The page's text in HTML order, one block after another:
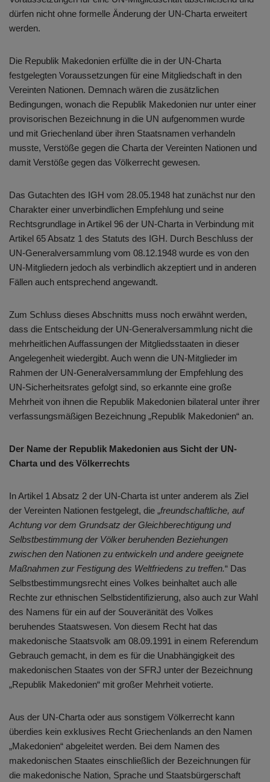
dürfen nicht ohne formelle Änderung der UN-Charta erweitert
werden.
Die Republik Makedonien erfüllte die in der UN-Charta
festgelegten Voraussetzungen für eine Mitgliedschaft in den
Vereinten Nationen. Demnach wären die zusätzlichen
Bedingungen, wonach die Republik Makedonien nur unter einer
provisorischen Bezeichnung in die UN aufgenommen wurde
und mit Griechenland über ihren Staatsnamen verhandeln
musste, Verstöße gegen die Charta der Vereinten Nationen und
damit Verstöße gegen das Völkerrecht gewesen.
Das Gutachten des IGH vom 28.05.1948 hat zunächst nur den
Charakter einer unverbindlichen Empfehlung und seine
Rechtsgrundlage in Artikel 96 der UN-Charta in Verbindung mit
Artikel 65 Absatz 1 des Statuts des IGH. Durch Beschluss der
UN-Generalversammlung vom 08.12.1948 wurde es von den
UN-Mitgliedern jedoch als verbindlich akzeptiert und in anderen
Fällen auch entsprechend angewandt.
Zum Schluss dieses Abschnitts muss noch erwähnt werden,
dass die Entscheidung der UN-Generalversammlung nicht die
mehrheitlichen Auffassungen der Mitgliedsstaaten in dieser
Angelegenheit wiedergibt. Auch wenn die UN-Mitglieder im
Rahmen der UN-Generalversammlung der Empfehlung des
UN-Sicherheitsrates gefolgt sind, so erkannte eine große
Mehrheit von ihnen die Republik Makedonien bilateral unter ihrer
verfassungsmäßigen Bezeichnung „Republik Makedonien“ an.
Der Name der Republik Makedonien aus Sicht der UN-
Charta und des Völkerrechts
In Artikel 1 Absatz 2 der UN-Charta ist unter anderem als Ziel
der Vereinten Nationen festgelegt, die „freundschaftliche, auf
Achtung vor dem Grundsatz der Gleichberechtigung und
Selbstbestimmung der Völker beruhenden Beziehungen
zwischen den Nationen zu entwickeln und andere geeignete
Maßnahmen zur Festigung des Weltfriedens zu treffen.“ Das
Selbstbestimmungsrecht eines Volkes beinhaltet auch alle
Rechte zur ethnischen Selbstidentifizierung, also auch zur Wahl
des Namens für ein auf der Souveränität des Volkes
beruhendes Staatswesen. Von diesem Recht hat das
makedonische Staatsvolk am 08.09.1991 in einem Referendum
Gebrauch gemacht, in dem es für die Unabhängigkeit des
makedonischen Staates von der SFRJ unter der Bezeichnung
„Republik Makedonien“ mit großer Mehrheit votierte.
Aus der UN-Charta oder aus sonstigem Völkerrecht kann
überdies kein exklusives Recht Griechenlands an den Namen
„Makedonien“ abgeleitet werden. Bei dem Namen des
makedonischen Staates einschließlich der Bezeichnungen für
die makedonische Nation, Sprache und Staatsbürgerschaft